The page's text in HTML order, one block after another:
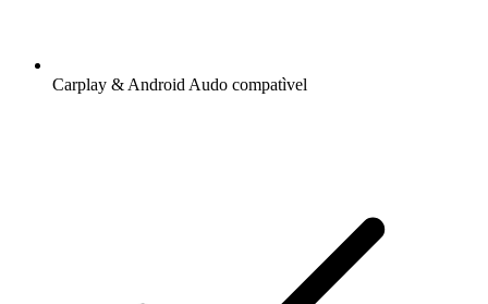
Carplay & Android Audo compatìvel